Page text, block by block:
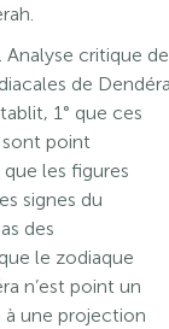
Analyse critique
de Dendéra
1° que ces
point
les figures
signes du
des
le zodiaque
n’est point un
à une projection